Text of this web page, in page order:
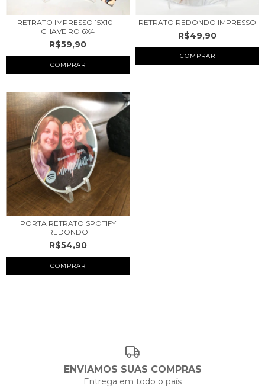
RETRATO IMPRESSO 15X10 +
CHAVEIRO 6X4
R$59,90
RETRATO REDONDO IMPRESSO
R$49,90
COMPRAR
PORTA RETRATO SPOTIFY
REDONDO
R$54,90
ENVIAMOS SUAS COMPRAS
Entrega em todo o país